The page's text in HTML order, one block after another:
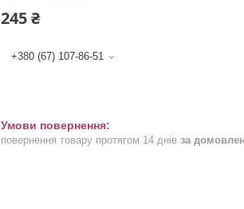
245 ₴
+380 (67) 107-86-51
повернення товару протягом 14 днів за